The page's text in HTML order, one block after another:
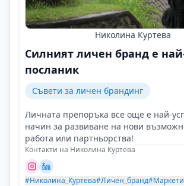
Николина Куртева
Силният личен бранд е
посланик
Съвети за личен брандинг
Личната препоръка все още е най-
начин за развиване на нови
работа или партньорства!
Контакти на Николина Куртева
#Николина_Куртева#Личен_бранд